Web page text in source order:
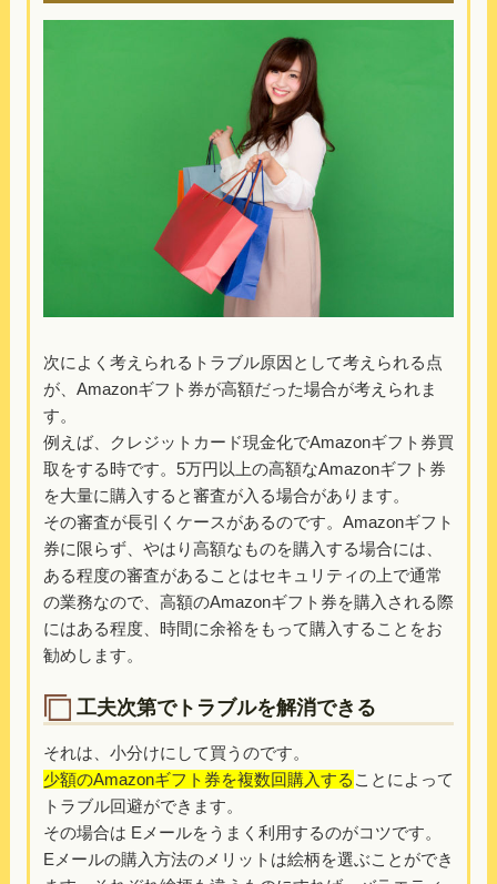
次によく考えられるトラブル原因として考えられる点
が、Amazonギフト券が高額だった場合が考えられま
す。
例えば、クレジットカード現金化でAmazonギフト券買
取をする時です。5万円以上の高額なAmazonギフト券
を大量に購入すると審査が入る場合があります。
その審査が長引くケースがあるのです。Amazonギフト
券に限らず、やはり高額なものを購入する場合には、
ある程度の審査があることはセキュリティの上で通常
の業務なので、高額のAmazonギフト券を購入される際
にはある程度、時間に余裕をもって購入することをお
勧めします。
工夫次第でトラブルを解消できる
それは、小分けにして買うのです。
少額のAmazonギフト券を複数回購入する ことによって
トラブル回避ができます。
その場合は Eメールをうまく利用するのがコツです。
Eメールの購入方法のメリットは絵柄を選ぶことができ